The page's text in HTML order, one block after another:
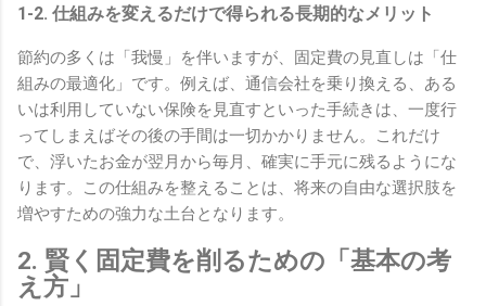
1-2. 仕組みを変えるだけで得られる長期的なメリット
節約の多くは「我慢」を伴いますが、固定費の見直しは「仕
組みの最適化」です。例えば、通信会社を乗り換える、ある
いは利用していない保険を見直すといった手続きは、一度行
ってしまえばその後の手間は一切かかりません。これだけ
で、浮いたお金が翌月から毎月、確実に手元に残るようにな
ります。この仕組みを整えることは、将来の自由な選択肢を
増やすための強力な土台となります。
2. 賢く固定費を削るための「基本の考
え方」